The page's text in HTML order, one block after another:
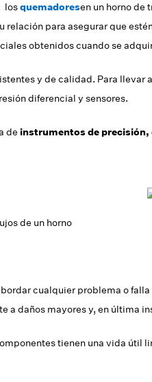
losquemadoresen un horno de
para asegurar que
obtenidos cuando se
y de calidad. Para
diferencial y sensores.
de instrumentos de precisión,
de un horno
cualquier problema o
a daños mayores y, en última
tienen una vida